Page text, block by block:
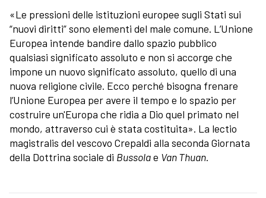
«Le pressioni delle istituzioni europee sugli Stati sui
“nuovi diritti” sono elementi del male comune. L’Unione
Europea intende bandire dallo spazio pubblico
qualsiasi significato assoluto e non si accorge che
impone un nuovo significato assoluto, quello di una
nuova religione civile. Ecco perché bisogna frenare
l’Unione Europea per avere il tempo e lo spazio per
costruire un'Europa che ridia a Dio quel primato nel
mondo, attraverso cui è stata costituita». La lectio
magistralis del vescovo Crepaldi alla seconda Giornata
della Dottrina sociale di Bussolae Van Thuan.